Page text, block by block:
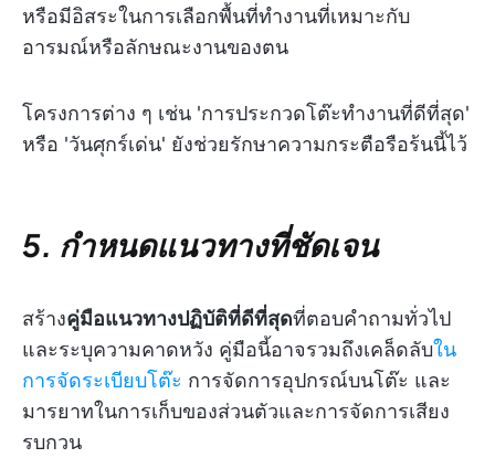
หรือมีอิสระในการเลือกพื้นที่ทำงานที่เหมาะกับ
อารมณ์หรือลักษณะงานของตน
โครงการต่าง ๆ เช่น 'การประกวดโต๊ะทำงานที่ดีที่สุด'
หรือ 'วันศุกร์เด่น' ยังช่วยรักษาความกระตือรือร้นนี้ไว้
5. กำหนดแนวทางที่ชัดเจน
สร้างคู่มือแนวทางปฏิบัติที่ดีที่สุดที่ตอบคำถามทั่วไป
และระบุความคาดหวัง คู่มือนี้อาจรวมถึงเคล็ดลับใน
การจัดระเบียบโต๊ะ การจัดการอุปกรณ์บนโต๊ะ และ
มารยาทในการเก็บของส่วนตัวและการจัดการเสียง
รบกวน